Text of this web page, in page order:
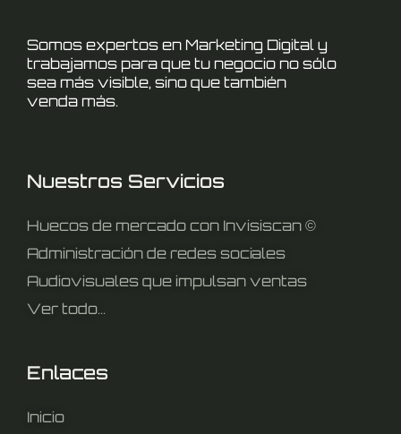
Enlaces
Inicio
Nuestros Servicios
Huecos de mercado con Invisiscan ©
Administración de redes sociales
Audiovisuales que impulsan ventas
Ver todo...
Somos expertos en Marketing Digital y
trabajamos para que tu negocio no sólo
sea más visible, sino que también
venda más.